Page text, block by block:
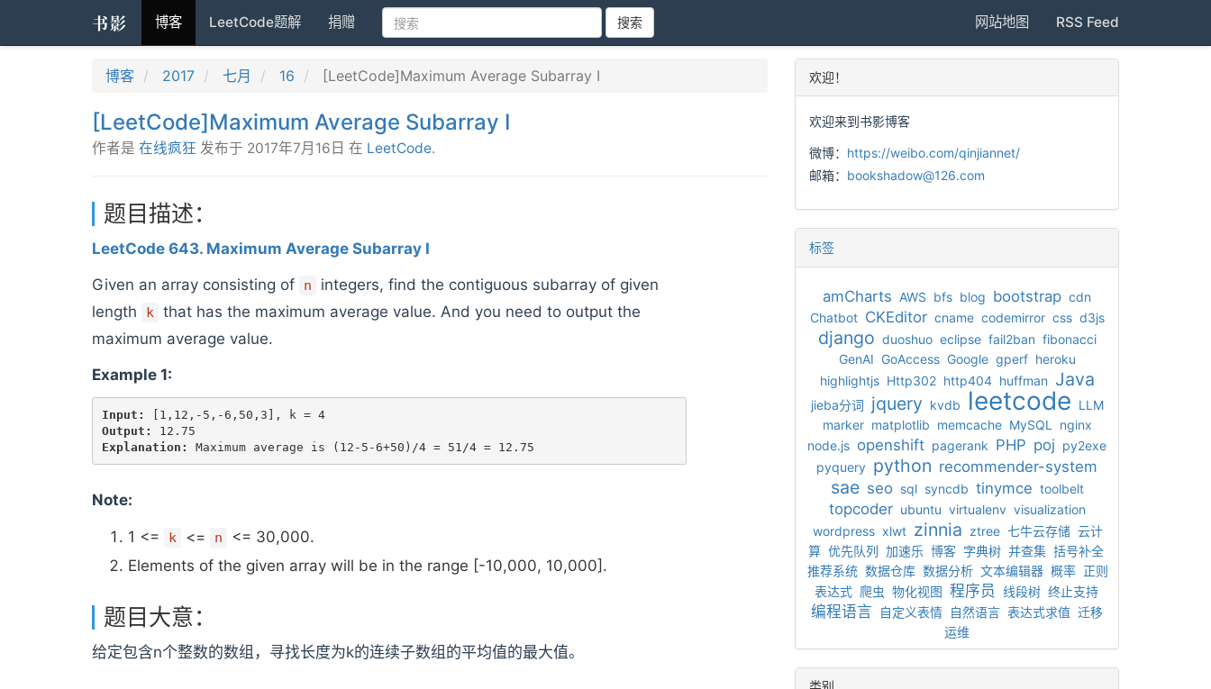
书影 博客 LeetCode题解 捐赠 搜索 网站地图 RSS Feed
博客 2017 七月 16 [LeetCode]Maximum Average Subarray I
[LeetCode]Maximum Average Subarray I
作者是 在线疯狂 发布于 2017年7月16日 在 LeetCode.
题目描述：
LeetCode 643. Maximum Average Subarray I
Given an array consisting of
n
integers, find the contiguous subarray of given
length
k that has the maximum average value. And you need to output the
maximum average value.
Example 1:
Input:
[1,12,-5,-6,50,3], k = 4
Output:
Explanation:
Note:
1 <= k <= n
<= 30,000.
Elements of the given array will be in the range [-10,000, 10,000].
题目大意：
给定包含n个整数的数组，寻找长度为k的连续子数组的平均值的最大值。
欢迎！
欢迎来到书影博客
微博： https://weibo.com/qinjiannet/
邮箱： bookshadow@126.com
标签
amCharts AWS bfs blog bootstrap cdn
Chatbot CKEditor cname codemirror css d3js
django duoshuo eclipse fail2ban fibonacci
GenAI GoAccess Google gperf heroku
highlightjs Http302 http404 huffman Java
jieba分词 jquery kvdb leetcode LLM
marker matplotlib memcache MySQL
nginx
node.js openshift pagerank PHP poj py2exe
pyquery python recommender-system
sae seo sql syncdb tinymce toolbelt
topcoder ubuntu virtualenv visualization
wordpress xlwt zinnia ztree 七牛云存储 云计
算 优先队列 加速乐 博客 字典树 并查集 括号补全
推荐系统 数据仓库 数据分析 文本编辑器 概率 正则
表达式 爬虫 物化视图 程序员 线段树 终止支持
编程语言 自定义表情 自然语言 表达式求值 迁移
运维
类别